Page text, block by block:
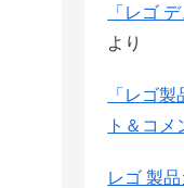
「レゴ
より
「レゴ
ト＆コメ
レゴ 製